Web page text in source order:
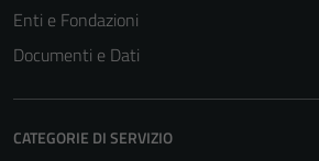
Enti e Fondazioni
Documenti e Dati
CATEGORIE DI SERVIZIO